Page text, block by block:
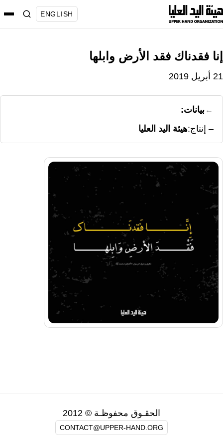
انتقل
إلى
ENGLISH
إنا فقدناك فقد الأرض وابلها
21 أبريل 2019
بيانات:
إنتاج هيئة اليد العليا
الحقـوق محفوظـة © 2012
CONTACT@UPPER-HAND.ORG